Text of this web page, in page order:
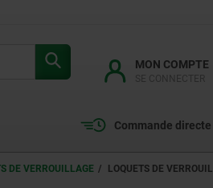
MON COMPTE
Commande directe
DE VERROUILLAGE LOQUETS DE